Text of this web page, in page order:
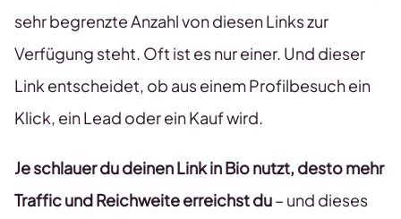
sehr begrenzte Anzahl von diesen Links zur
Verfügung steht. Oft ist es nur einer. Und dieser
Link entscheidet, ob aus einem Profilbesuch ein
Klick, ein Lead oder ein Kauf wird.
Je schlauer du deinen Link in Bio nutzt, desto mehr
Traffic und Reichweite erreichst du– und dieses